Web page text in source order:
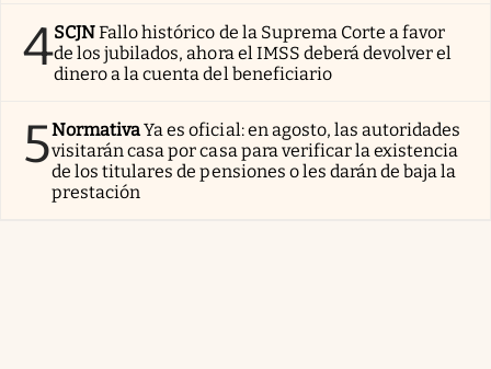
4SCJNFallo histórico de la Suprema Corte a favor
de los jubilados, ahora el IMSS deberá devolver el
dinero a la cuenta del beneficiario
5NormativaYa es oficial: en agosto, las autoridades
visitarán casa por casa para verificar la existencia
de los titulares de pensiones o les darán de baja la
prestación